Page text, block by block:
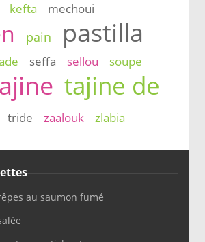
kefta mechoui
pain pastilla
seffa sellou soupe
tajine de
tride zaalouk zlabia
au saumon fumé